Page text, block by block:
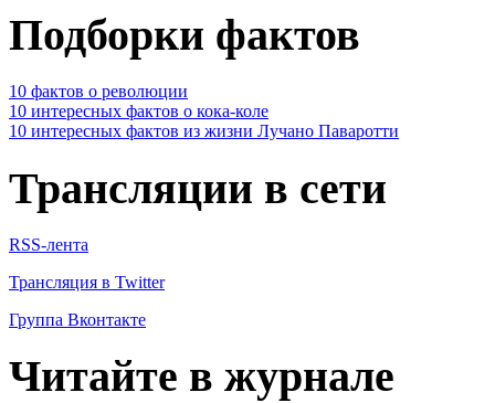
Подборки фактов
10 фактов о революции
10 интересных фактов о кока-коле
10 интересных фактов из жизни Лучано Паваротти
Трансляции в сети
RSS-лента
Трансляция в Twitter
Группа Вконтакте
Читайте в журнале